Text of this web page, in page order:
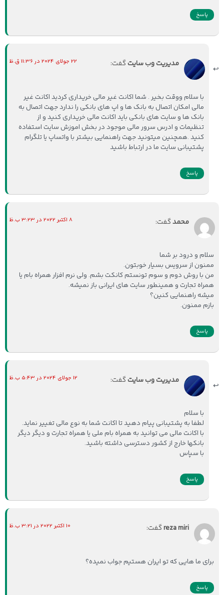
پاسخ
مدیریت وب سایتگفت: 22 جولای 2024 در 11:36 ق.ظ
با سلام ووقت بخیر . شما اکانت غیر مالی خریداری کردید اکانت غیر
مالی امکان اتصال به بانک ها و اپ های بانکی را ندارد جهت اتصال به
بانک ها و سایت های بانکی باید اکانت مالی خریداری کنید و از
تنظیمات و ادرس سرور مالی موجود در بخش اموزش سایت استفاده
کنید .همچنین میتونید جهت راهنمایی بیشتر با واتساپ یا تلگرام
پشتیبانی سایت ما در ارتباط باشید
پاسخ
محمدگفت: 8 اکتبر 2022 در 3:23 ب.ظ
سلام و درود بر شما
ممنون از سرویس بسیار خوبتون.
من با روش دوم و سوم تونستم کانکت بشم. ولی نرم افزار همراه بام یا
همراه تجارت و همینطور سایت های ایرانی باز نمیشه.
میشه راهنمایی کنین؟
بازم ممنون.
پاسخ
مدیریت وب سایتگفت: 12 جولای 2024 در 5:43 ب.ظ
با سلام
لطفا به پشتیبانی پیام دهید تا اکانت شما به نوع مالی تغییر نماید.
با اکانت مالی می توانید به همراه بام ملی یا همراه تجارت و دیگر دیگر
بانکها خارج از کشور دسترسی داشته باشید.
با سپاس
پاسخ
reza miriگفت: 10 اکتبر 2022 در 3:21 ب.ظ
برای ما هایی که تو ایران هستیم جواب نمیده؟
پاسخ